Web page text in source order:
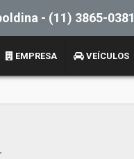
- (11) 3865-0381
EMPRESA VEÍCULOS